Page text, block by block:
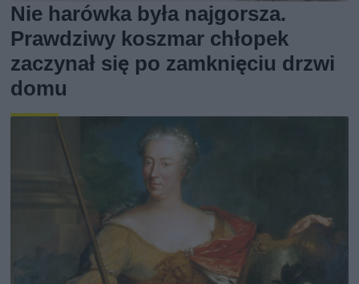
Nie harówka była najgorsza.
Prawdziwy koszmar chłopek
zaczynał się po zamknięciu drzwi
domu